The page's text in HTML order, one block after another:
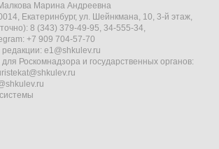
Марина Андреевна
Екатеринбург, ул. Шейнкмана, 10, 3-й этаж,
8 (343) 379-49-95, 34-555-34,
+7 909 704-57-70
e1@shkulev.ru
Роскомнадзора и государственных органов: